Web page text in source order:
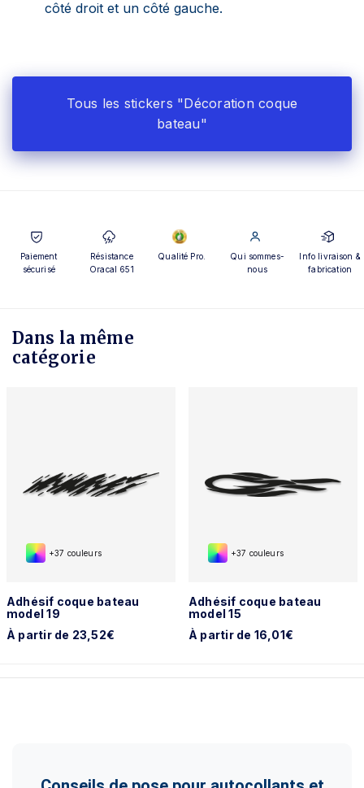
côté droit et un côté gauche.
Tous les stickers "Décoration coque
bateau"
Paiement
sécurisé
Résistance
Oracal 651
Qualité Pro.
Qui sommes-
nous
Info livraison &
fabrication
Dans la même
catégorie
+37 couleurs
Adhésif coque bateau
model 19
À partir de 23,52€
+37 couleurs
Adhésif coque bateau
model 15
À partir de 16,01€